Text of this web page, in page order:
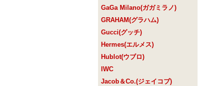
GaGa Milano(ガガミラノ)
GRAHAM(グラハム)
Gucci(グッチ)
Hermes(エルメス)
Hublot(ウブロ)
IWC
Jacob＆Co.(ジェイコブ)